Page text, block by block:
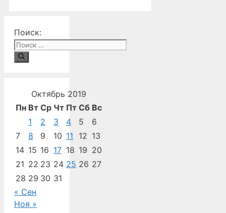
Поиск:
Октябрь 2019
Пн Вт Ср Чт Пт Сб Вс
1
2 3 4 5
6
7
8 9 10 11 12 13
14 15 16 17 18 19 20
21 22 23 24 25 26 27
28 29 30 31
« Сен
Ноя »